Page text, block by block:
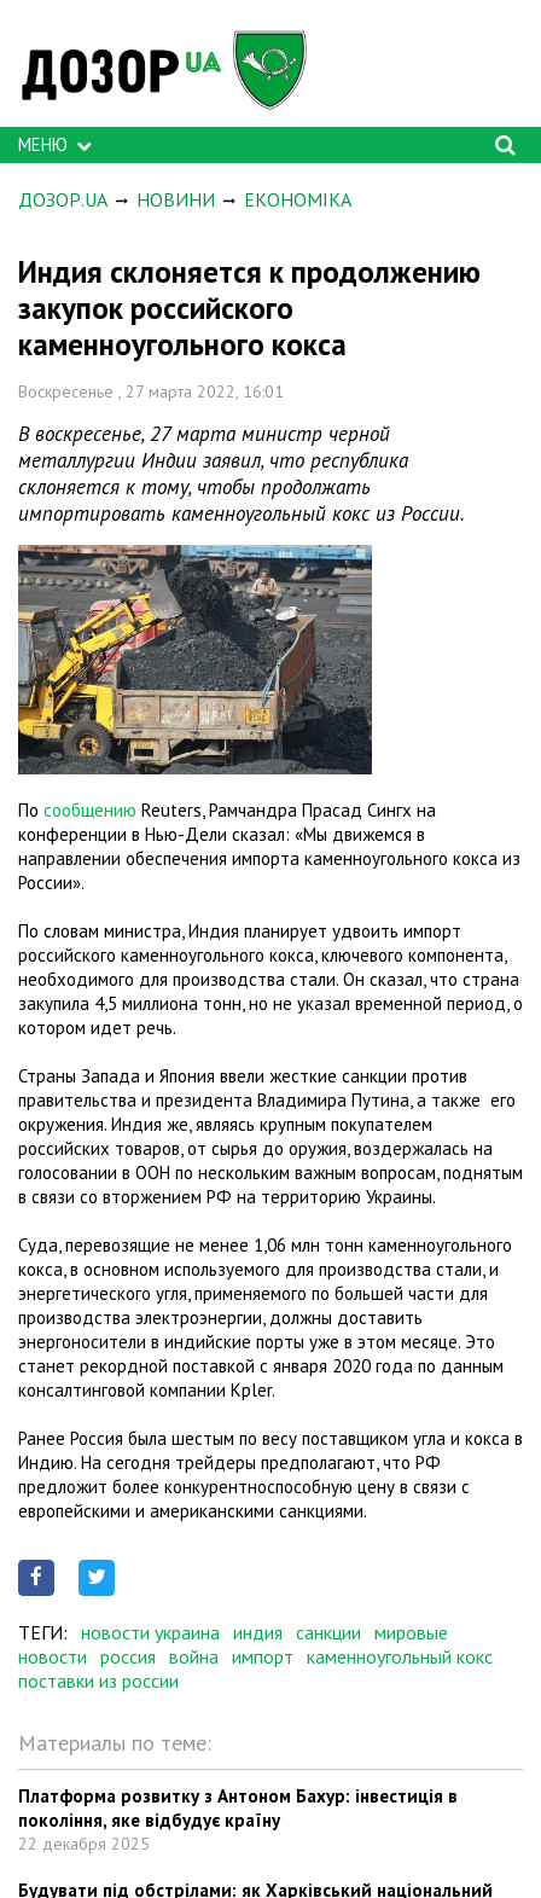
МЕНЮ
ДОЗОР.UA НОВИНИ ЕКОНОМІКА
Индия склоняется к продолжению
закупок российского
каменноугольного кокса
Воскресенье , 27 марта 2022, 16:01
В воскресенье, 27 марта министр черной
металлургии Индии заявил, что республика
склоняется к тому, чтобы продолжать
импортировать каменноугольный кокс из России.
По сообщению Reuters, Рамчандра Прасад Сингх на
конференции в Нью-Дели сказал: «Мы движемся в
направлении обеспечения импорта каменноугольного кокса из
России».
По словам министра, Индия планирует удвоить импорт
российского каменноугольного кокса, ключевого компонента,
необходимого для производства стали. Он сказал, что страна
закупила 4,5 миллиона тонн, но не указал временной период, о
котором идет речь.
Страны Запада и Япония ввели жесткие санкции против
правительства и президента Владимира Путина, а также его
окружения. Индия же, являясь крупным покупателем
российских товаров, от сырья до оружия, воздержалась на
голосовании в ООН по нескольким важным вопросам, поднятым
в связи со вторжением РФ на территорию Украины.
Суда, перевозящие не менее 1,06 млн тонн каменноугольного
кокса, в основном используемого для производства стали, и
энергетического угля, применяемого по большей части для
производства электроэнергии, должны доставить
энергоносители в индийские порты уже в этом месяце. Это
станет рекордной поставкой с января 2020 года по данным
консалтинговой компании Kpler.
Ранее Россия была шестым по весу поставщиком угла и кокса в
Индию. На сегодня трейдеры предполагают, что РФ
предложит более конкурентноспособную цену в связи с
европейскими и американскими санкциями.
ТЕГИ: новости украина индия санкции мировые
новости россия война импорт каменноугольный кокс
поставки из россии
Материалы по теме:
Платформа розвитку з Антоном Бахур: інвестиція в
покоління, яке відбудує країну
22 декабря 2025
Будувати під обстрілами: як Харківський національний